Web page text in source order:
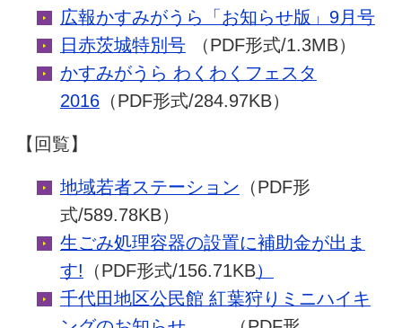
広報かすみがうら「お知らせ版」9月号
日赤茨城特別号
（PDF形式/1.3MB）
かすみがうら わくわくフェスタ
2016（PDF形式/284.97KB）
【回覧】
地域若者ステーション （PDF形
式/589.78KB）
生ごみ処理容器の設置に補助金が出ま
す! （PDF形式/156.71KB）
千代田地区公民館 紅葉狩りミニハイキ